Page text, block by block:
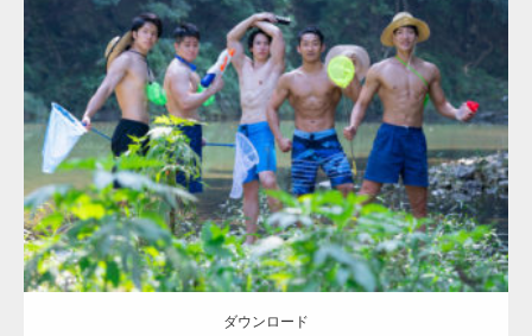
Update:2023.09.10
Category: マッチョの夏休み kaichan げんき AKIHITO(細マッチョ)
SOSUKE 外資系筋肉 腹筋
ダウンロード
ダウンロード
【YouTube】マッチョフリー素材メンバーが
ギネス世界記録…
【TV】TBS番組「ひるおび」にてマッスルプ
ラスが紹介されま…
TOKYO FMラジオ番組「ONE MORNING」
で紹介さ…